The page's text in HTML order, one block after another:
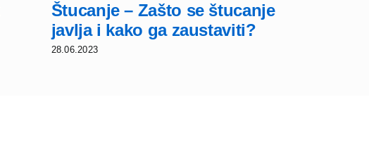
Štucanje – Zašto se štucanje
javlja i kako ga zaustaviti?
28.06.2023